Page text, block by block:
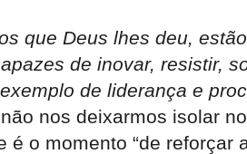
que Deus lhes deu,
de inovar, resistir,
de liderança e
nos deixarmos isolar
o momento “de reforçar